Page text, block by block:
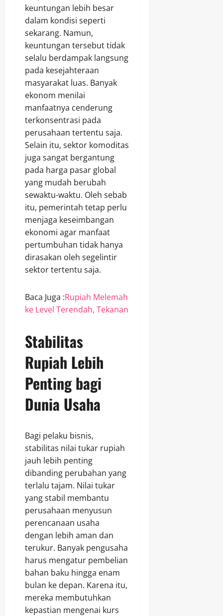
keuntungan lebih besar
dalam kondisi seperti
sekarang. Namun,
keuntungan tersebut tidak
selalu berdampak langsung
pada kesejahteraan
masyarakat luas. Banyak
ekonom menilai
manfaatnya cenderung
terkonsentrasi pada
perusahaan tertentu saja.
Selain itu, sektor komoditas
juga sangat bergantung
pada harga pasar global
yang mudah berubah
sewaktu-waktu. Oleh sebab
itu, pemerintah tetap perlu
menjaga keseimbangan
ekonomi agar manfaat
pertumbuhan tidak hanya
dirasakan oleh segelintir
sektor tertentu saja.
Baca Juga :Rupiah Melemah
ke Level Terendah, Tekanan
Stabilitas
Rupiah Lebih
Penting bagi
Dunia Usaha
Bagi pelaku bisnis,
stabilitas nilai tukar rupiah
jauh lebih penting
dibanding perubahan yang
terlalu tajam. Nilai tukar
yang stabil membantu
perusahaan menyusun
perencanaan usaha
dengan lebih aman dan
terukur. Banyak pengusaha
harus mengatur pembelian
bahan baku hingga enam
bulan ke depan. Karena itu,
mereka membutuhkan
kepastian mengenai kurs